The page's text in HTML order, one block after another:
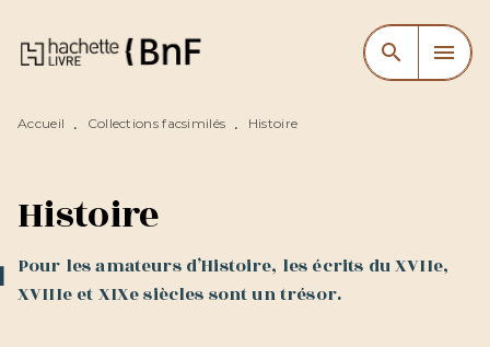
MENU RECHERCHE
CONTENU
search menu
Accueil • Collections facsimilés • Histoire
Histoire
Pour les amateurs d’Histoire, les écrits du XVIIe,
XVIIIe et XIXe siècles sont un trésor.